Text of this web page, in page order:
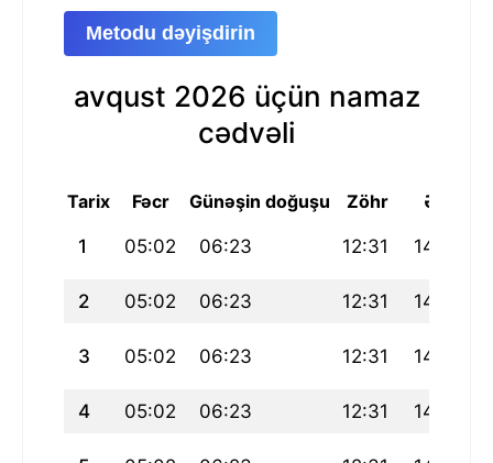
Metodu dəyişdirin
avqust 2026 üçün namaz
cədvəli
Tarix Fəcr Günəşin doğuşu Zöhr Əsr
1 05:02 06:23 12:31 14:49
2 05:02 06:23 12:31 14:50
3 05:02 06:23 12:31 14:51
4 05:02 06:23 12:31 14:52